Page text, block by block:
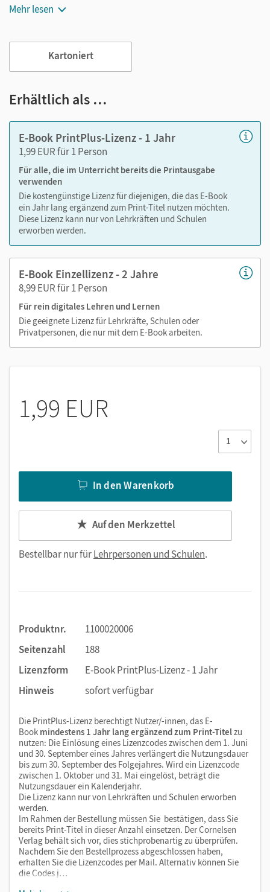
Notiz- und Markierungsmöglichkeit
Viele digitale Funktionen unterstützen das Lehren und
Lernen:
Notizen erstellen
Lesezeichen hinzufügen
Zoomen
Mehr lesen
Kartoniert
Erhältlich als …
E-Book PrintPlus-Lizenz - 1 Jahr
1,99 EUR für 1 Person
Für alle, die im Unterricht bereits die Printausgabe
verwenden
Die kostengünstige Lizenz für diejenigen, die das E-Book
ein Jahr lang ergänzend zum Print-Titel nutzen möchten.
Diese Lizenz kann nur von Lehrkräften und Schulen
erworben werden.
E-Book Einzellizenz - 2 Jahre
8,99 EUR für 1 Person
Für rein digitales Lehren und Lernen
Die geeignete Lizenz für Lehrkräfte, Schulen oder
Privatpersonen, die nur mit dem E-Book arbeiten.
1,99 EUR
In den Warenkorb
Auf den Merkzettel
Bestellbar nur fürLehrpersonen und Schulen.
Produktnr.
1100020006
Seitenzahl
188
Lizenzform
E-Book PrintPlus-Lizenz - 1 Jahr
Hinweis
sofort verfügbar
Die PrintPlus-Lizenz berechtigt Nutzer/-innen, das E-
Book mindestens 1 Jahr lang ergänzend zum Print-Titelzu
nutzen: Die Einlösung eines Lizenzcodes zwischen dem 1. Juni
und 30. September eines Jahres verlängert die Nutzungsdauer
bis zum 30. September des Folgejahres. Wird ein Lizenzcode
zwischen 1. Oktober und 31. Mai eingelöst, beträgt die
Nutzungsdauer ein Kalenderjahr.
Die Lizenz kann nur von Lehrkräften und Schulen erworben
werden.
Im Rahmen der Bestellung müssen Sie bestätigen, dass Sie
bereits Print-Titel in dieser Anzahl einsetzen. Der Cornelsen
Verlag behält sich vor, dies stichprobenartig zu überprüfen.
Nachdem Sie den Bestellprozess abgeschlossen haben,
erhalten Sie die Lizenzcodes per Mail. Alternativ können Sie
die Codes j…